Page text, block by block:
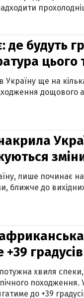
де будуть
цього
Україну ще на
дощового
лише починає
ближче до
градусів
хвиля
походження. У
до +39